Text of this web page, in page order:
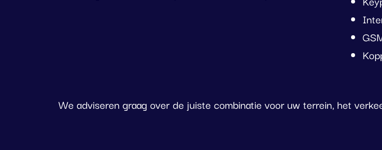
We adviseren graag over de juiste combinatie voor uw terrein, het